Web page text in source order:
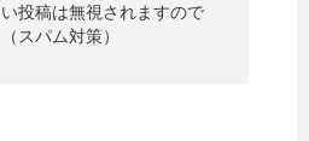
投稿は無視されますので
スパム対策）